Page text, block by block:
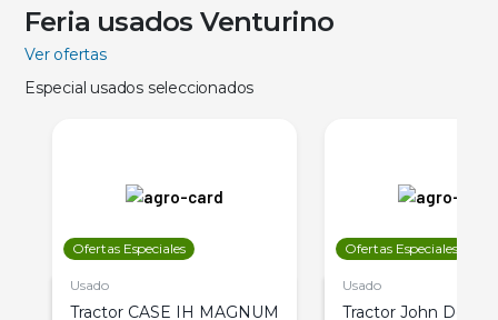
Feria usados Venturino
Ver ofertas
Especial usados seleccionados
Ofertas Especiales
Usado
Tractor CASE IH MAGNUM
Ofertas Especiales
Usado
Tractor John Deere